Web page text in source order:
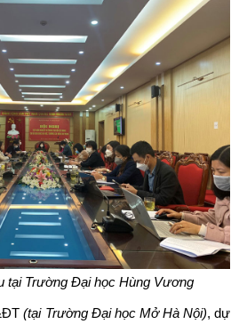
tại Trường Đại học Hùng Vương
(tại Trường Đại học Mở Hà Nội), dự